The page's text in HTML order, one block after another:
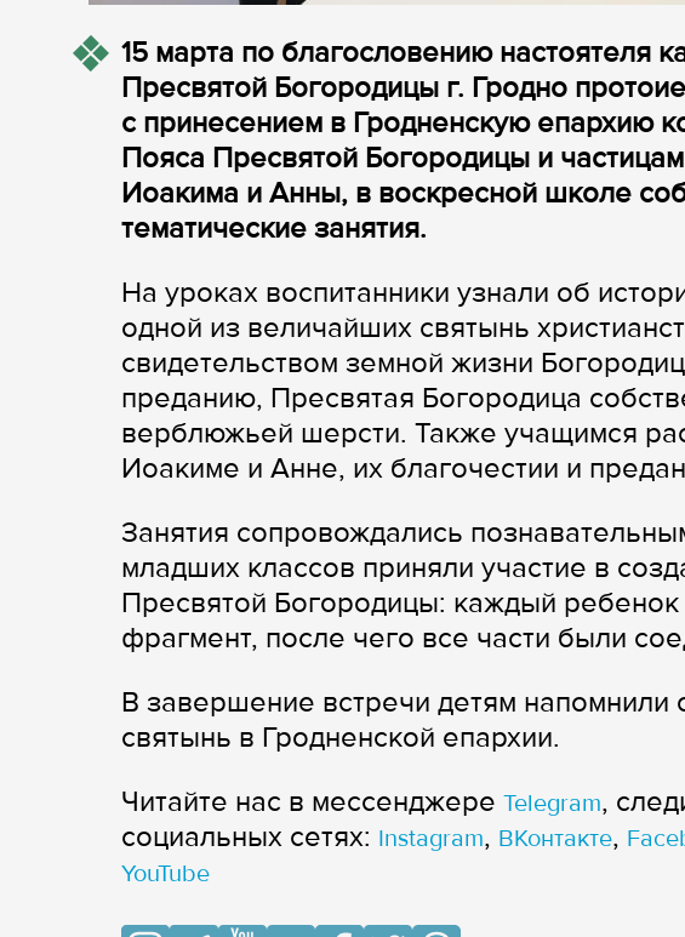
15 марта по благословению настоятеля
Пресвятой Богородицы г. Гродно
с принесением в Гродненскую епархию
Пояса Пресвятой Богородицы и
Иоакима и Анны, в воскресной школе
тематические занятия.
На уроках воспитанники узнали об
одной из величайших святынь
свидетельством земной жизни
преданию, Пресвятая Богородица
верблюжьей шерсти. Также учащимся
Иоакиме и Анне, их благочестии и
Занятия сопровождались
младших классов приняли участие в
Пресвятой Богородицы: каждый ребенок
фрагмент, после чего все части были
В завершение встречи детям напомнили
святынь в Гродненской епархии.
Читайте нас в мессенджере Telegram,
cоциальных сетях: Instagram, ВКонтакте,
YouTube